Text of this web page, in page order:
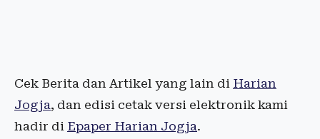
Cek Berita dan Artikel yang lain di Harian
Jogja, dan edisi cetak versi elektronik kami
hadir di Epaper Harian Jogja.